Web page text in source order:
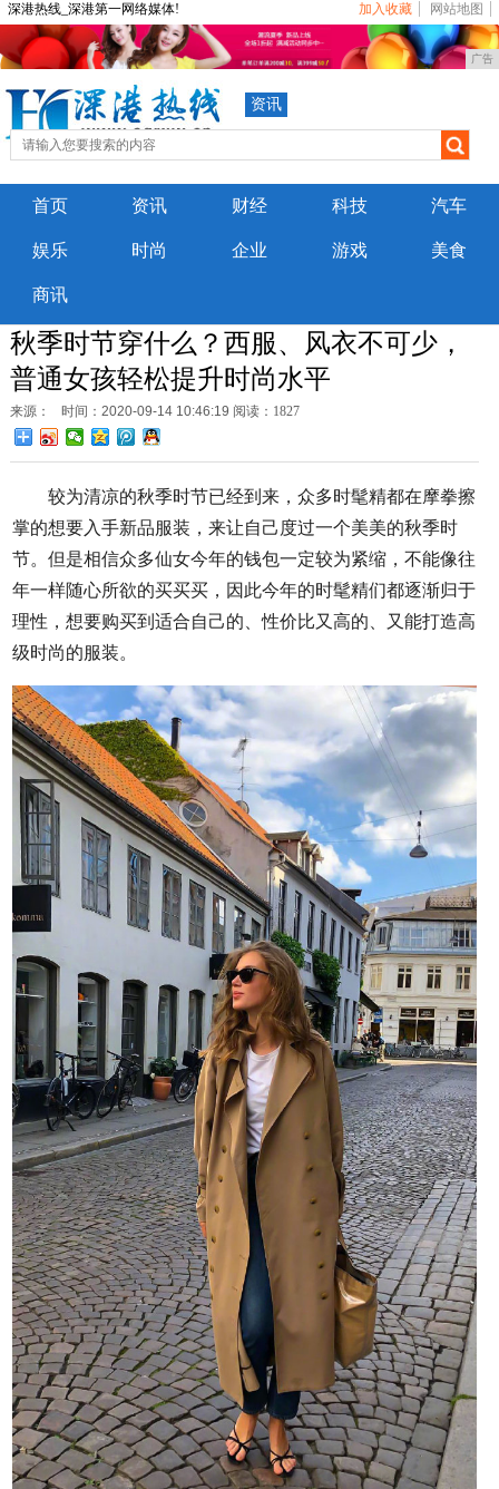
深港热线_深港第一网络媒体! 加入收藏 网站地图
广告
资讯
首页 资讯 财经 科技 汽车
娱乐 时尚 企业 游戏 美食
商讯
秋季时节穿什么？西服、风衣不可少，
普通女孩轻松提升时尚水平
来源： 时间：2020-09-14 10:46:19 阅读：1827
较为清凉的秋季时节已经到来，众多时髦精都在摩拳擦
掌的想要入手新品服装，来让自己度过一个美美的秋季时
节。但是相信众多仙女今年的钱包一定较为紧缩，不能像往
年一样随心所欲的买买买，因此今年的时髦精们都逐渐归于
理性，想要购买到适合自己的、性价比又高的、又能打造高
级时尚的服装。